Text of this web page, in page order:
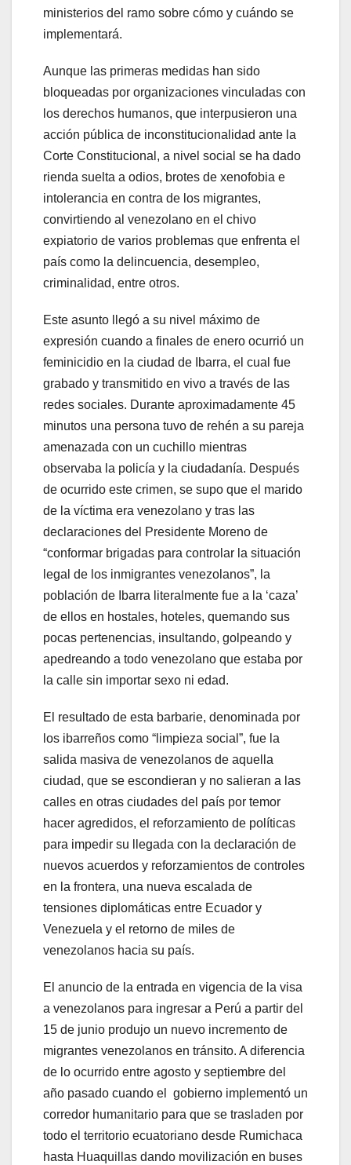
ministerios del ramo sobre cómo y cuándo se
implementará.
Aunque las primeras medidas han sido
bloqueadas por organizaciones vinculadas con
los derechos humanos, que interpusieron una
acción pública de inconstitucionalidad ante la
Corte Constitucional, a nivel social se ha dado
rienda suelta a odios, brotes de xenofobia e
intolerancia en contra de los migrantes,
convirtiendo al venezolano en el chivo
expiatorio de varios problemas que enfrenta el
país como la delincuencia, desempleo,
criminalidad, entre otros.
Este asunto llegó a su nivel máximo de
expresión cuando a finales de enero ocurrió un
feminicidio en la ciudad de Ibarra, el cual fue
grabado y transmitido en vivo a través de las
redes sociales. Durante aproximadamente 45
minutos una persona tuvo de rehén a su pareja
amenazada con un cuchillo mientras
observaba la policía y la ciudadanía. Después
de ocurrido este crimen, se supo que el marido
de la víctima era venezolano y tras las
declaraciones del Presidente Moreno de
“conformar brigadas para controlar la situación
legal de los inmigrantes venezolanos”, la
población de Ibarra literalmente fue a la ‘caza’
de ellos en hostales, hoteles, quemando sus
pocas pertenencias, insultando, golpeando y
apedreando a todo venezolano que estaba por
la calle sin importar sexo ni edad.
El resultado de esta barbarie, denominada por
los ibarreños como “limpieza social”, fue la
salida masiva de venezolanos de aquella
ciudad, que se escondieran y no salieran a las
calles en otras ciudades del país por temor
hacer agredidos, el reforzamiento de políticas
para impedir su llegada con la declaración de
nuevos acuerdos y reforzamientos de controles
en la frontera, una nueva escalada de
tensiones diplomáticas entre Ecuador y
Venezuela y el retorno de miles de
venezolanos hacia su país.
El anuncio de la entrada en vigencia de la visa
a venezolanos para ingresar a Perú a partir del
15 de junio produjo un nuevo incremento de
migrantes venezolanos en tránsito. A diferencia
de lo ocurrido entre agosto y septiembre del
año pasado cuando el gobierno implementó un
corredor humanitario para que se trasladen por
todo el territorio ecuatoriano desde Rumichaca
hasta Huaquillas dando movilización en buses